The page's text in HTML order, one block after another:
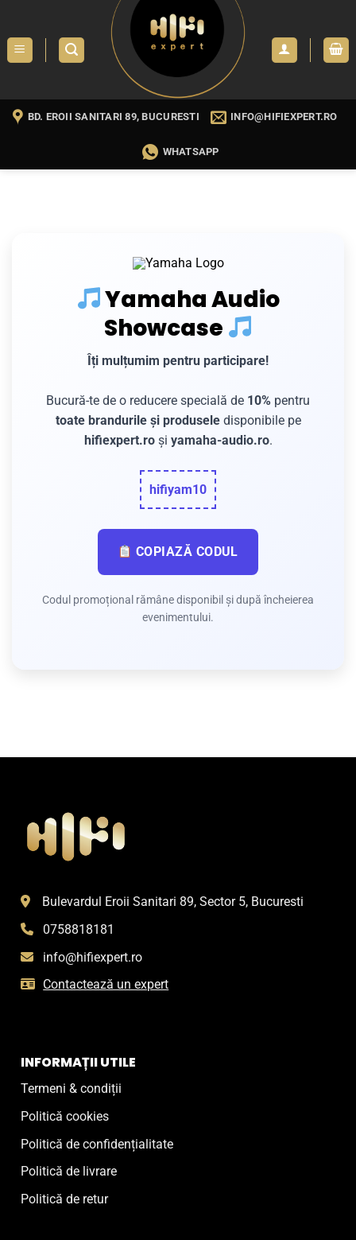
content
BD. EROII SANITARI 89, BUCURESTI INFO@HIFIEXPERT.RO
WHATSAPP
Yamaha Audio
Showcase
Îți mulțumim pentru participare!
Bucură-te de o reducere specială de 10% pentru
toate brandurile și produseledisponibile pe
hifiexpert.roși yamaha-audio.ro.
hifiyam10
COPIAZĂ CODUL
Codul promoțional rămâne disponibil și după încheierea
evenimentului.
Bulevardul Eroii Sanitari 89, Sector 5, Bucuresti
0758818181
info@hifiexpert.ro
Contactează un expert
INFORMAȚII UTILE
Termeni & condiții
Politică cookies
Politică de confidențialitate
Politică de livrare
Politică de retur